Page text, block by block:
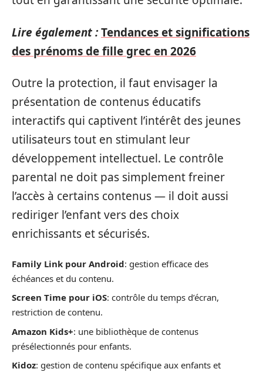
Lire également :Tendances et significations
des prénoms de fille grec en 2026
Outre la protection, il faut envisager la
présentation de contenus éducatifs
interactifs qui captivent l’intérêt des jeunes
utilisateurs tout en stimulant leur
développement intellectuel. Le contrôle
parental ne doit pas simplement freiner
l’accès à certains contenus — il doit aussi
rediriger l’enfant vers des choix
enrichissants et sécurisés.
Family Link pour Android: gestion efficace des
échéances et du contenu.
Screen Time pour iOS: contrôle du temps d’écran,
restriction de contenu.
Amazon Kids+: une bibliothèque de contenus
présélectionnés pour enfants.
Kidoz: gestion de contenu spécifique aux enfants et